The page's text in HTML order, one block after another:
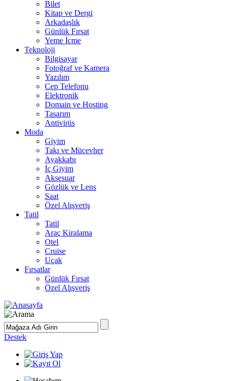
Bilet
Kitap ve Dergi
Arkadaşlık
Günlük Fırsat
Yeme İçme
Teknoloji
Bilgisayar
Fotoğraf ve Kamera
Yazılım
Cep Telefonu
Elektronik
Domain ve Hosting
Tasarım
Antivirüs
Moda
Giyim
Takı ve Mücevher
Ayakkabı
İç Giyim
Aksesuar
Gözlük ve Lens
Saat
Özel Alışveriş
Tatil
Tatil
Araç Kiralama
Otel
Cruise
Uçak
Fırsatlar
Günlük Fırsat
Özel Alışveriş
Destek